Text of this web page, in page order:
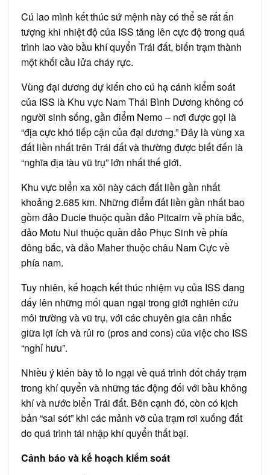
Cú lao mình kết thúc sứ mệnh này có thể sẽ rất ấn
tượng khi nhiệt độ của ISS tăng lên cực độ trong quá
trình lao vào bầu khí quyển Trái đất, biến trạm thành
một khối cầu lửa cháy rực.
Vùng đại dương dự kiến cho cú hạ cánh kiểm soát
của ISS là Khu vực Nam Thái Bình Dương không có
người sinh sống, gần điểm Nemo – nơi được gọi là
“địa cực khó tiếp cận của đại dương.” Đây là vùng xa
đất liền nhất trên Trái đất và thường được biết đến là
“nghĩa địa tàu vũ trụ” lớn nhất thế giới.
Khu vực biển xa xôi này cách đất liền gần nhất
khoảng 2.685 km. Những điểm đất liền gần nhất bao
gồm đảo Ducie thuộc quần đảo Pitcairn về phía bắc,
đảo Motu Nui thuộc quần đảo Phục Sinh về phía
đông bắc, và đảo Maher thuộc châu Nam Cực về
phía nam.
Tuy nhiên, kế hoạch kết thúc nhiệm vụ của ISS đang
dấy lên những mối quan ngại trong giới nghiên cứu
môi trường và vũ trụ, với các chuyên gia cân nhắc
giữa lợi ích và rủi ro (pros and cons) của việc cho ISS
“nghỉ hưu”.
Nhiều ý kiến bày tỏ lo ngại về quá trình đốt cháy trạm
trong khí quyển và những tác động đối với bầu không
khí và nước biển Trái đất. Bên cạnh đó, còn có kịch
bản “sai sót” khi các mảnh vỡ của trạm rơi xuống đất
do quá trình tái nhập khí quyển thất bại.
Cảnh báo và kế hoạch kiểm soát